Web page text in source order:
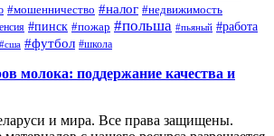
#мошенничество #налог #недвижимость
#пинск #пожар #польша #пьяный #работа
#сша #футбол #школа
молока: поддержание качества и
и мира. Все права защищены.